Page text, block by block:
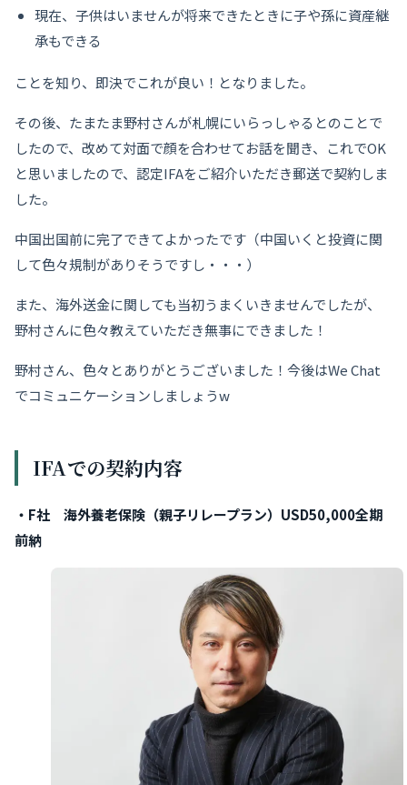
現在、子供はいませんが将来できたときに子や孫に資産継
承もできる
ことを知り、即決でこれが良い！となりました。
その後、たまたま野村さんが札幌にいらっしゃるとのことで
したので、改めて対面で顔を合わせてお話を聞き、これでOK
と思いましたので、認定IFAをご紹介いただき郵送で契約しま
した。
中国出国前に完了できてよかったです（中国いくと投資に関
して色々規制がありそうですし・・・）
また、海外送金に関しても当初うまくいきませんでしたが、
野村さんに色々教えていただき無事にできました！
野村さん、色々とありがとうございました！今後はWe Chat
でコミュニケーションしましょうw
IFAでの契約内容
・F社 海外養老保険（親子リレープラン）USD50,000全期
前納